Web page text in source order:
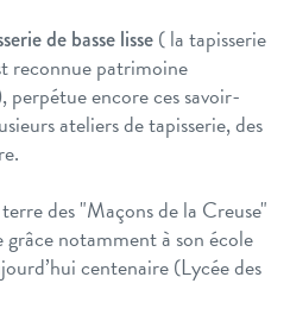
de basse lisse( la tapisserie
reconnue patrimoine
encore ces savoir-
ateliers de tapisserie, des
des "Maçons de la Creuse"
notamment à son école
centenaire (Lycée des